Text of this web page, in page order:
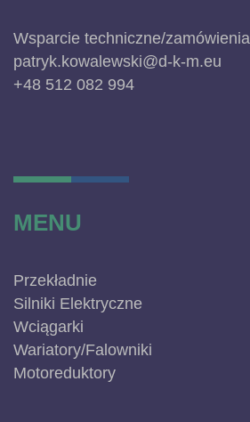
Wsparcie techniczne/zamówienia
patryk.kowalewski@d-k-m.eu
+48 512 082 994
MENU
Przekładnie
Silniki Elektryczne
Wciągarki
Wariatory/Falowniki
Motoreduktory